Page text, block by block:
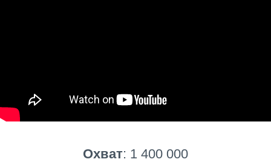
Охват: 1 400 000